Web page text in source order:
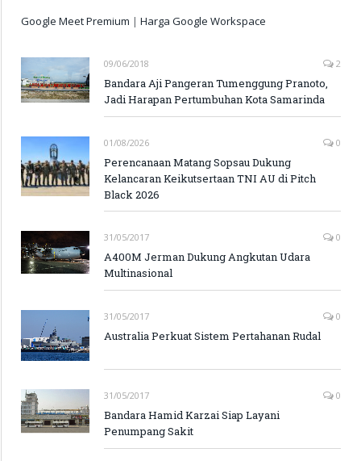
Google Meet Premium | Harga Google Workspace
09/06/2018 2
Bandara Aji Pangeran Tumenggung Pranoto,
Jadi Harapan Pertumbuhan Kota Samarinda
01/08/2026 0
Perencanaan Matang Sopsau Dukung
Kelancaran Keikutsertaan TNI AU di Pitch
Black 2026
31/05/2017 0
A400M Jerman Dukung Angkutan Udara
Multinasional
31/05/2017 0
Australia Perkuat Sistem Pertahanan Rudal
31/05/2017 0
Bandara Hamid Karzai Siap Layani
Penumpang Sakit